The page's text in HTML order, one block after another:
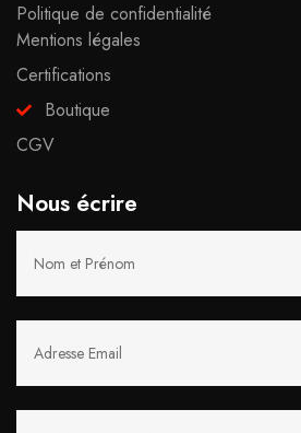
Politique de confidentialité
Mentions légales
Certifications
Boutique
CGV
Nous écrire